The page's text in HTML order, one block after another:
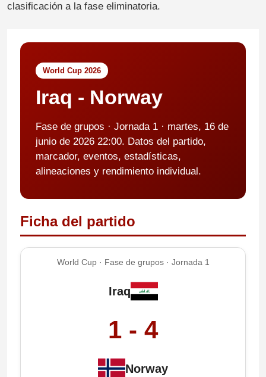
clasificación a la fase eliminatoria.